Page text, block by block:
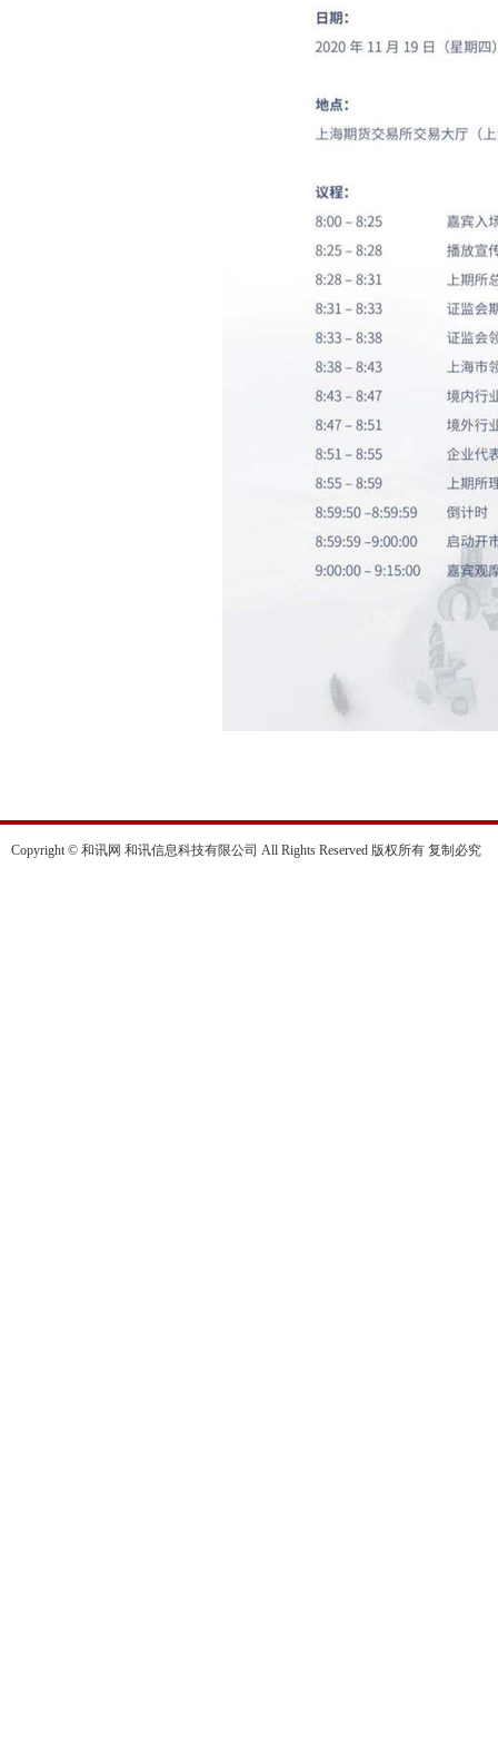
Copyright © 和讯网 和讯信息科技有限公司 All Rights Reserved 版权所有 复制必究